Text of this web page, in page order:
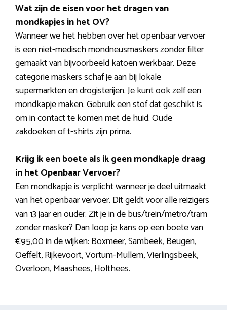
Wat zijn de eisen voor het dragen van
mondkapjes in het OV?
Wanneer we het hebben over het openbaar vervoer
is een niet-medisch mondneusmaskers zonder filter
gemaakt van bijvoorbeeld katoen werkbaar. Deze
categorie maskers schaf je aan bij lokale
supermarkten en drogisterijen. Je kunt ook zelf een
mondkapje maken. Gebruik een stof dat geschikt is
om in contact te komen met de huid. Oude
zakdoeken of t-shirts zijn prima.
Krijg ik een boete als ik geen mondkapje draag
in het Openbaar Vervoer?
Een mondkapje is verplicht wanneer je deel uitmaakt
van het openbaar vervoer. Dit geldt voor alle reizigers
van 13 jaar en ouder. Zit je in de bus/trein/metro/tram
zonder masker? Dan loop je kans op een boete van
€95,00 in de wijken: Boxmeer, Sambeek, Beugen,
Oeffelt, Rijkevoort, Vortum-Mullem, Vierlingsbeek,
Overloon, Maashees, Holthees.